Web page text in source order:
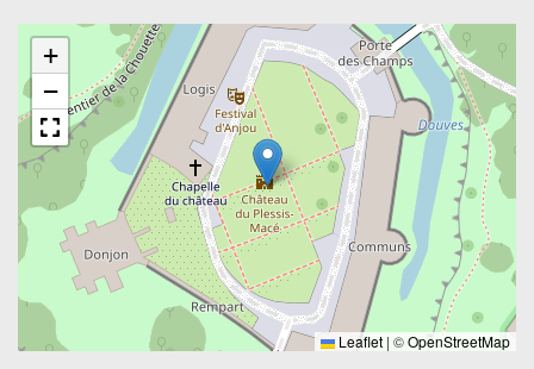
+
−
Leaflet | ©OpenStreetMap